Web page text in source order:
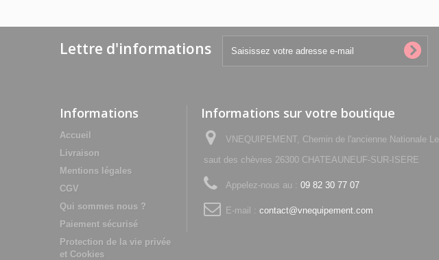
Lettre d'informations
Informations
Accueil
Livraison
Mentions légales
CGV
Qui sommes nous ?
Paiement sécurisé
Protection de la vie privée
et Cookies
Informations sur votre boutique
VNEQUIPEMENT, Chemin de l'ancienne Nationale Le
saut des chèvres 26300 CHATEAUNEUF-SUR-ISERE
Appelez-nous au : 09 82 30 77 07
E-mail : contact@vnequipement.com